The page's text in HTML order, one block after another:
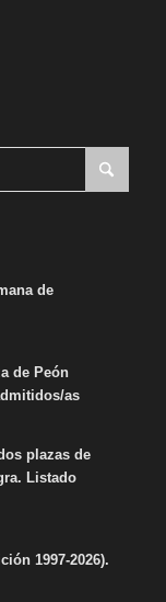
de
de Peón
as
plazas de
Listado
1997-2026).